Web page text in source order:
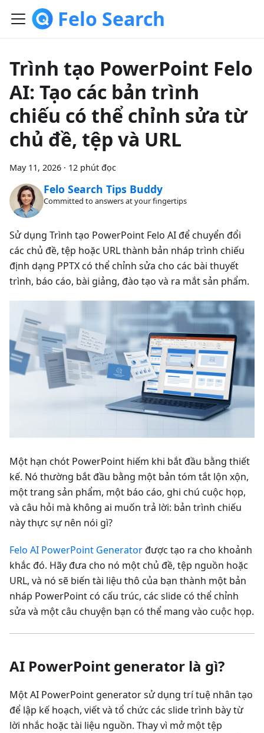
Felo Search
Trình tạo PowerPoint Felo
AI: Tạo các bản trình
chiếu có thể chỉnh sửa từ
chủ đề, tệp và URL
May 11, 2026 · 12 phút đọc
Felo Search Tips Buddy
Committed to answers at your fingertips
Sử dụng Trình tạo PowerPoint Felo AI để chuyển đổi
các chủ đề, tệp hoặc URL thành bản nháp trình chiếu
định dạng PPTX có thể chỉnh sửa cho các bài thuyết
trình, báo cáo, bài giảng, đào tạo và ra mắt sản phẩm.
Một hạn chót PowerPoint hiếm khi bắt đầu bằng thiết
kế. Nó thường bắt đầu bằng một bản tóm tắt lộn xộn,
một trang sản phẩm, một báo cáo, ghi chú cuộc họp,
và câu hỏi mà không ai muốn trả lời: bản trình chiếu
này thực sự nên nói gì?
Felo AI PowerPoint Generatorđược tạo ra cho khoảnh
khắc đó. Hãy đưa cho nó một chủ đề, tệp nguồn hoặc
URL, và nó sẽ biến tài liệu thô của bạn thành một bản
nháp PowerPoint có cấu trúc, các slide có thể chỉnh
sửa và một câu chuyện bạn có thể mang vào cuộc họp.
AI PowerPoint generator là gì?
Một AI PowerPoint generator sử dụng trí tuệ nhân tạo
để lập kế hoạch, viết và tổ chức các slide trình bày từ
lời nhắc hoặc tài liệu nguồn. Thay vì mở một tệp